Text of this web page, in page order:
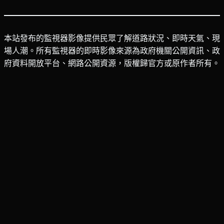
本站發布的監視器影像提供民眾了解道路狀況、即時天氣、現
場人潮。所有監視器的即時影像來源為政府機關公開資訊、政
府資料開放平台、網路公開資源，版權歸官方或原作者所有。